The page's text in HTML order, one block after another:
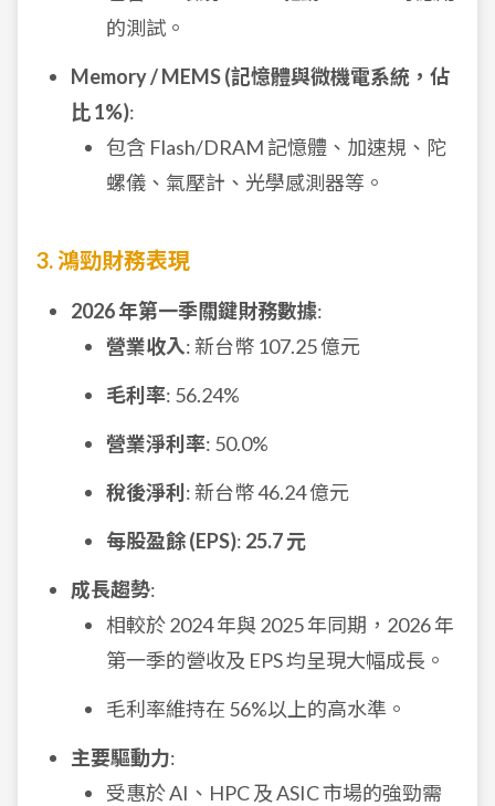
的測試。
Memory / MEMS (記憶體與微機電系統，佔
比 1%):
包含 Flash/DRAM 記憶體、加速規、陀
螺儀、氣壓計、光學感測器等。
3. 鴻勁財務表現
2026 年第一季關鍵財務數據:
營業收入: 新台幣 107.25 億元
毛利率: 56.24%
營業淨利率: 50.0%
稅後淨利 : 新台幣 46.24 億元
每股盈餘 (EPS): 25.7 元
成長趨勢:
相較於 2024 年與 2025 年同期，2026 年
第一季的營收及 EPS 均呈現大幅成長。
毛利率維持在 56%以上的高水準。
主要驅動力:
受惠於 AI、HPC 及 ASIC 市場的強勁需